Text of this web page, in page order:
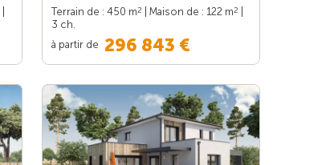
Terrain de : 450 m2 | Maison de : 122 m2
3 ch.
à partir de 296 843 €